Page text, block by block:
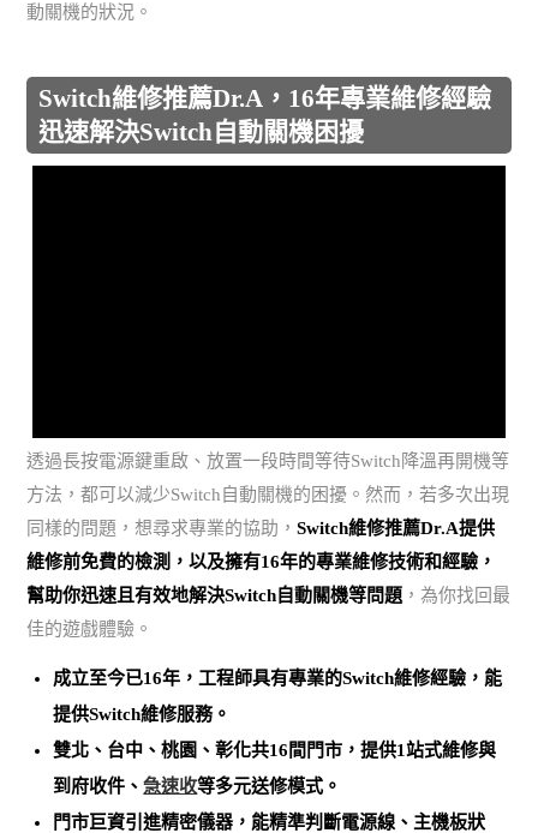
動關機的狀況。
Switch維修推薦Dr.A，16年專業維修經驗
迅速解決Switch自動關機困擾
透過長按電源鍵重啟、放置一段時間等待Switch降溫再開機等
方法，都可以減少Switch自動關機的困擾。然而，若多次出現
同樣的問題，想尋求專業的協助，Switch維修推薦Dr.A提供
維修前免費的檢測，以及擁有16年的專業維修技術和經驗，
幫助你迅速且有效地解決Switch自動關機等問題 ，為你找回最
佳的遊戲體驗。
成立至今已16年，工程師具有專業的Switch維修經驗，能
提供Switch維修服務。
雙北、台中、桃園、彰化共16間門市，提供1站式維修與
到府收件、急速收等多元送修模式。
門市巨資引進精密儀器，能精準判斷電源線、主機板狀